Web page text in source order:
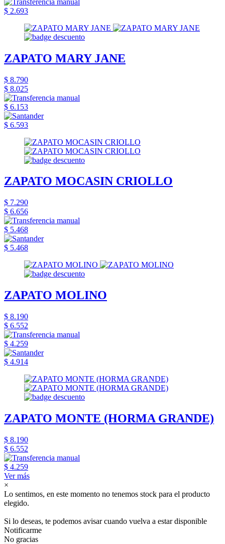
$ 2.693
ZAPATO MARY JANE
$ 8.790
$ 8.025
$ 6.153
$ 6.593
ZAPATO MOCASIN CRIOLLO
$ 7.290
$ 6.656
$ 5.468
$ 5.468
ZAPATO MOLINO
$ 8.190
$ 6.552
$ 4.259
$ 4.914
ZAPATO MONTE (HORMA GRANDE)
$ 8.190
$ 6.552
$ 4.259
Ver más
×
Lo sentimos, en este momento no tenemos stock para el producto
elegido.
Si lo deseas, te podemos avisar cuando vuelva a estar disponible
Notificarme
No gracias